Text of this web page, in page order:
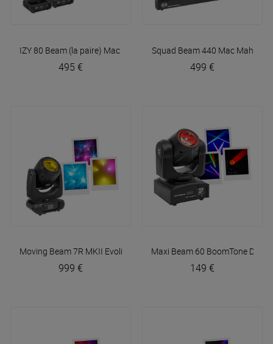
IZY 80 Beam (la paire) Mac Mah
495 €
Squad Beam 440 Mac Mah
499 €
Moving Beam 7R MKII Evolite
999 €
Maxi Beam 60 BoomTone DJ
149 €